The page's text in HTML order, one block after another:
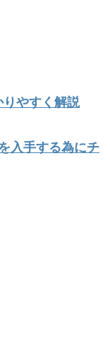
やすく解説
入手する為にチ